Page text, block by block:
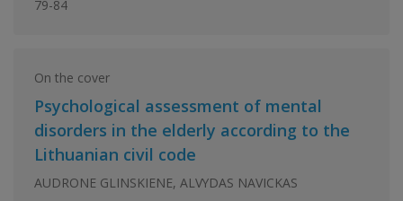
79-84
On the cover
Psychological assessment of mental
disorders in the elderly according to the
Lithuanian civil code
AUDRONE GLINSKIENE, ALVYDAS NAVICKAS